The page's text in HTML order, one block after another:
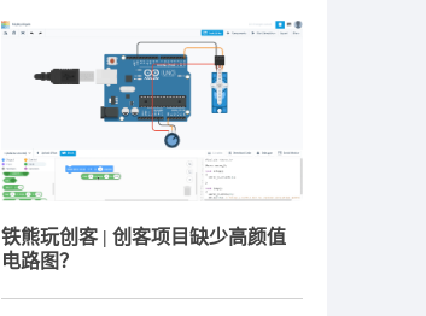
铁熊玩创客 | 创客项目缺少高颜值
电路图？